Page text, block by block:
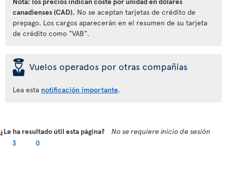
canadienses (CAD). No se aceptan tarjetas de crédito de
prepago. Los cargos aparecerán en el resumen de su tarjeta
de crédito como "VAB".
þ Vuelos operados por otras compañías
Lea esta notificación importante.
¿Le ha resultado útil esta página?
No se requiere inicio de sesión
3
0